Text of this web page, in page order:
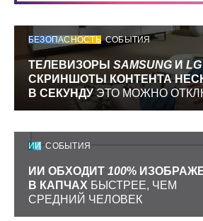
БЕЗОПАСНОСТЬ СОБЫТИЯ
ТЕЛЕВИЗОРЫ SAMSUNG И
СКРИНШОТЫ КОНТЕНТА
В СЕКУНДУЭТО МОЖНО
ИИ СОБЫТИЯ
ИИ ОБХОДИТ 100%
В КАПЧАХ БЫСТРЕЕ, ЧЕМ
СРЕДНИЙ ЧЕЛОВЕК